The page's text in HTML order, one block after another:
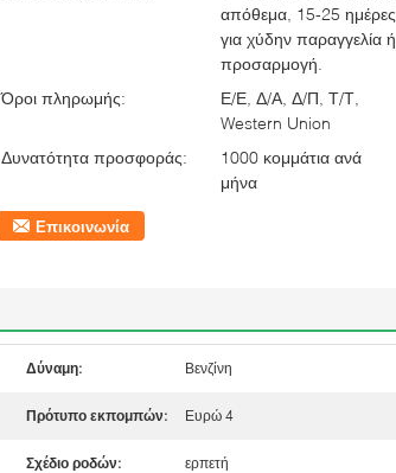
απόθεμα, 15-25 ημέρες
για χύδην παραγγελία ή
προσαρμογή.
Όροι πληρωμής:
Ε/Ε, Δ/Α, Δ/Π, Τ/Τ,
Western Union
Δυνατότητα προσφοράς:
1000 κομμάτια ανά
μήνα
Επικοινωνία
Δύναμη: Βενζίνη
Πρότυπο εκπομπών: Ευρώ 4
Σχέδιο ροδών: ερπετή